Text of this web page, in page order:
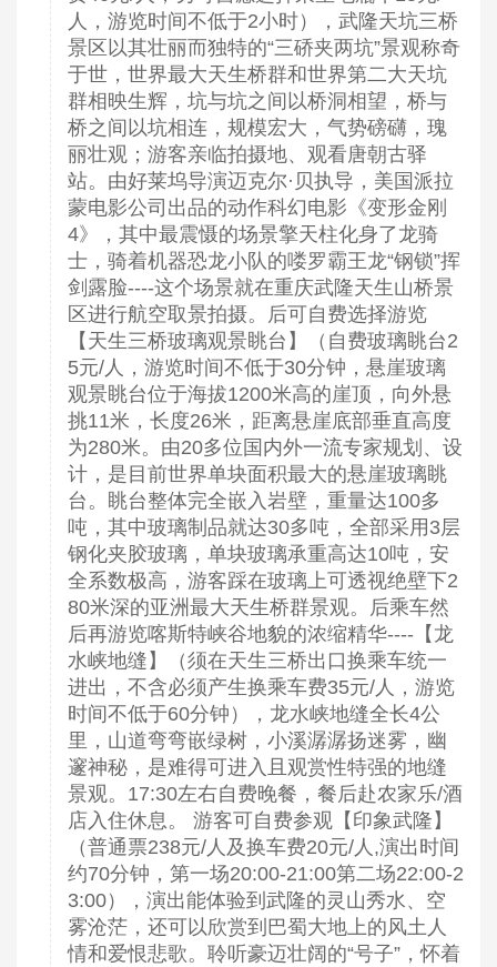
人，游览时间不低于2小时），武隆天坑三桥
景区以其壮丽而独特的“三硚夹两坑”景观称奇
于世，世界最大天生桥群和世界第二大天坑
群相映生辉，坑与坑之间以桥洞相望，桥与
桥之间以坑相连，规模宏大，气势磅礴，瑰
丽壮观；游客亲临拍摄地、观看唐朝古驿
站。由好莱坞导演迈克尔·贝执导，美国派拉
蒙电影公司出品的动作科幻电影《变形金刚
4》，其中最震慑的场景擎天柱化身了龙骑
士，骑着机器恐龙小队的喽罗霸王龙“钢锁”挥
剑露脸----这个场景就在重庆武隆天生山桥景
区进行航空取景拍摄。后可自费选择游览
【天生三桥玻璃观景眺台】（自费玻璃眺台2
5元/人，游览时间不低于30分钟，悬崖玻璃
观景眺台位于海拔1200米高的崖顶，向外悬
挑11米，长度26米，距离悬崖底部垂直高度
为280米。由20多位国内外一流专家规划、设
计，是目前世界单块面积最大的悬崖玻璃眺
台。眺台整体完全嵌入岩壁，重量达100多
吨，其中玻璃制品就达30多吨，全部采用3层
钢化夹胶玻璃，单块玻璃承重高达10吨，安
全系数极高，游客踩在玻璃上可透视绝壁下2
80米深的亚洲最大天生桥群景观。后乘车然
后再游览喀斯特峡谷地貌的浓缩精华----【龙
水峡地缝】（须在天生三桥出口换乘车统一
进出，不含必须产生换乘车费35元/人，游览
时间不低于60分钟），龙水峡地缝全长4公
里，山道弯弯嵌绿树，小溪潺潺扬迷雾，幽
邃神秘，是难得可进入且观赏性特强的地缝
景观。17:30左右自费晚餐，餐后赴农家乐/酒
店入住休息。 游客可自费参观【印象武隆】
（普通票238元/人及换车费20元/人,演出时间
约70分钟，第一场20:00-21:00第二场22:00-2
3:00），演出能体验到武隆的灵山秀水、空
雾沧茫，还可以欣赏到巴蜀大地上的风土人
情和爱恨悲歌。聆听豪迈壮阔的“号子”，怀着